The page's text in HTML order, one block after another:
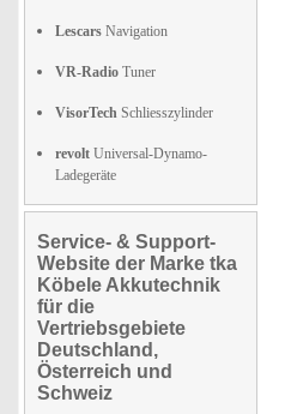
Lescars Navigation
VR-Radio Tuner
VisorTech Schliesszylinder
revolt Universal-Dynamo-
Ladegeräte
Service- & Support-
Website der Marke tka
Köbele Akkutechnik
für die
Vertriebsgebiete
Deutschland,
Österreich und
Schweiz